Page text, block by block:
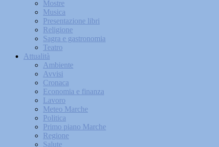
Mostre
Musica
Presentazione libri
Religione
Sagra e gastronomia
Teatro
Attualità
Ambiente
Avvisi
Cronaca
Economia e finanza
Lavoro
Meteo Marche
Politica
Primo piano Marche
Regione
Salute